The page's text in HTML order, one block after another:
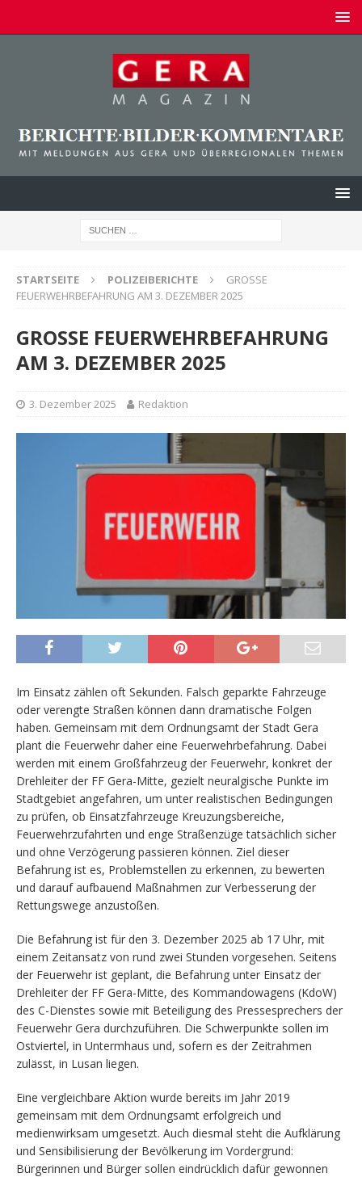
STARTSEITE POLIZEIBERICHTE
GROSSE
FEUERWEHRBEFAHRUNG AM 3. DEZEMBER 2025
GROSSE FEUERWEHRBEFAHRUNG
AM 3. DEZEMBER 2025
3. Dezember 2025 Redaktion
Im Einsatz zählen oft Sekunden. Falsch geparkte Fahrzeuge
oder verengte Straßen können dann dramatische Folgen
haben. Gemeinsam mit dem Ordnungsamt der Stadt Gera
plant die Feuerwehr daher eine Feuerwehrbefahrung. Dabei
werden mit einem Großfahrzeug der Feuerwehr, konkret der
Drehleiter der FF Gera-Mitte, gezielt neuralgische Punkte im
Stadtgebiet angefahren, um unter realistischen Bedingungen
zu prüfen, ob Einsatzfahrzeuge Kreuzungsbereiche,
Feuerwehrzufahrten und enge Straßenzüge tatsächlich sicher
und ohne Verzögerung passieren können. Ziel dieser
Befahrung ist es, Problemstellen zu erkennen, zu bewerten
und darauf aufbauend Maßnahmen zur Verbesserung der
Rettungswege anzustoßen.
Die Befahrung ist für den 3. Dezember 2025 ab 17 Uhr, mit
einem Zeitansatz von rund zwei Stunden vorgesehen. Seitens
der Feuerwehr ist geplant, die Befahrung unter Einsatz der
Drehleiter der FF Gera-Mitte, des Kommandowagens (KdoW)
des C-Dienstes sowie mit Beteiligung des Pressesprechers der
Feuerwehr Gera durchzuführen. Die Schwerpunkte sollen im
Ostviertel, in Untermhaus und, sofern es der Zeitrahmen
zulässt, in Lusan liegen.
Eine vergleichbare Aktion wurde bereits im Jahr 2019
gemeinsam mit dem Ordnungsamt erfolgreich und
medienwirksam umgesetzt. Auch diesmal steht die Aufklärung
und Sensibilisierung der Bevölkerung im Vordergrund:
Bürgerinnen und Bürger sollen eindrücklich dafür gewonnen